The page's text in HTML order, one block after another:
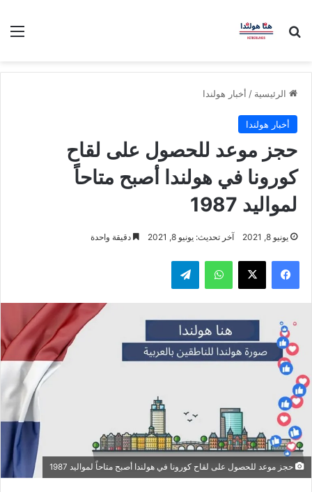
بحث عن
الرئيسية / أخبار هولندا
أخبار هولندا
حجز موعد للحصول على لقاح
كورونا في هولندا أصبح متاحاً
لمواليد 1987
يونيو 8, 2021 آخر تحديث: يونيو 8, 2021 دقيقة واحدة
فيسبوك ‫X واتساب تيلقرام
حجز موعد للحصول على لقاح كورونا في هولندا أصبح متاحاً لمواليد 1987